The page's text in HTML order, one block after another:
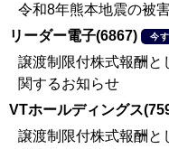
令和8年熊本地震の被
リーダー電子(6867)
今
譲渡制限付株式報酬と
関するお知らせ
VTホールディングス
譲渡制限付株式報酬と